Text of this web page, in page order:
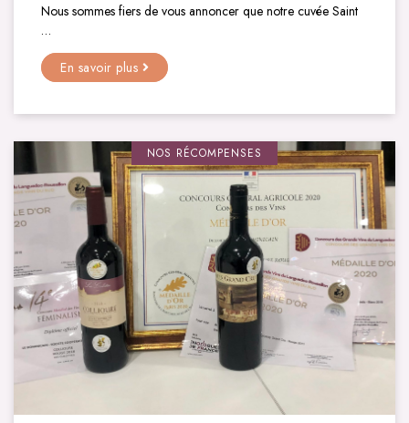
Nous sommes fiers de vous annoncer que notre cuvée Saint
…
En savoir plus
NOS RÉCOMPENSES